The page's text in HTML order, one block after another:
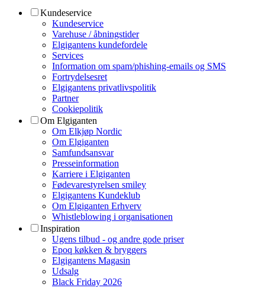
Kundeservice
Kundeservice
Varehuse / åbningstider
Elgigantens kundefordele
Services
Information om spam/phishing-emails og SMS
Fortrydelsesret
Elgigantens privatlivspolitik
Partner
Cookiepolitik
Om Elgiganten
Om Elkjøp Nordic
Om Elgiganten
Samfundsansvar
Presseinformation
Karriere i Elgiganten
Fødevarestyrelsen smiley
Elgigantens Kundeklub
Om Elgiganten Erhverv
Whistleblowing i organisationen
Inspiration
Ugens tilbud - og andre gode priser
Epoq køkken & bryggers
Elgigantens Magasin
Udsalg
Black Friday 2026